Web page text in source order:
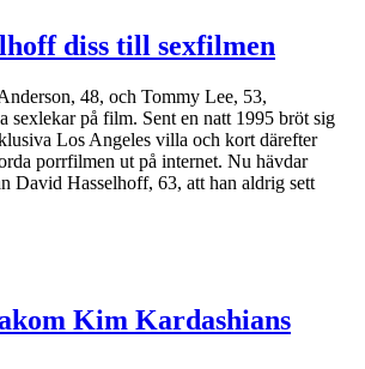
diss till sexfilmen
48, och Tommy Lee, 53,
sexlekar på film. Sent en natt 1995 bröt sig
Los Angeles villa och kort därefter
porrfilmen ut på internet. Nu hävdar
David Hasselhoff, 63, att han aldrig sett
Kim Kardashians